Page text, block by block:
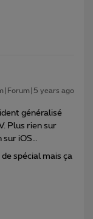
years ago
généralisé
Plus rien sur
sur iOS…
spécial mais ça